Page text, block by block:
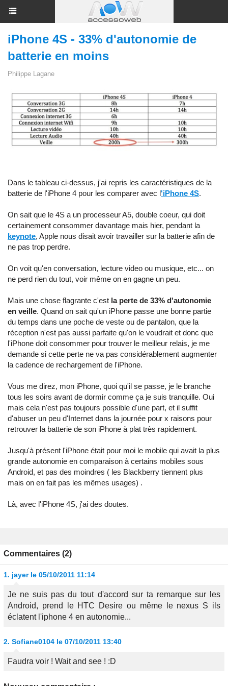
iPhone 4S - 33% d'autonomie de
batterie en moins
Philippe Lagane
Dans le tableau ci-dessus, j'ai repris les caractéristiques de la
batterie de l'iPhone 4 pour les comparer avec l'iPhone 4S.
On sait que le 4S a un processeur A5, double coeur, qui doit
certainement consommer davantage mais hier, pendant la
keynote, Apple nous disait avoir travailler sur la batterie afin de
ne pas trop perdre.
On voit qu'en conversation, lecture video ou musique, etc... on
ne perd rien du tout, voir même on en gagne un peu.
Mais une chose flagrante c'est la perte de 33% d'autonomie
en veille. Quand on sait qu'un iPhone passe une bonne partie
du temps dans une poche de veste ou de pantalon, que la
réception n'est pas aussi parfaite qu'on le voudrait et donc que
l'iPhone doit consommer pour trouver le meilleur relais, je me
demande si cette perte ne va pas considérablement augmenter
la cadence de rechargement de l'iPhone.
Vous me direz, mon iPhone, quoi qu'il se passe, je le branche
tous les soirs avant de dormir comme ça je suis tranquille. Oui
mais cela n'est pas toujours possible d'une part, et il suffit
d'abuser un peu d'Internet dans la journée pour x raisons pour
retrouver la batterie de son iPhone à plat très rapidement.
Jusqu'à présent l'iPhone était pour moi le mobile qui avait la plus
grande autonomie en comparaison à certains mobiles sous
Android, et pas des moindres ( les Blackberry tiennent plus
mais on en fait pas les mêmes usages) .
Là, avec l'iPhone 4S, j'ai des doutes.
Commentaires (2)
1. jayer le 05/10/2011 11:14
Je ne suis pas du tout d'accord sur ta remarque sur les
Android, prend le HTC Desire ou même le nexus S ils
éclatent l'iphone 4 en autonomie...
2. Sofiane0104 le 07/10/2011 13:40
Faudra voir ! Wait and see ! :D